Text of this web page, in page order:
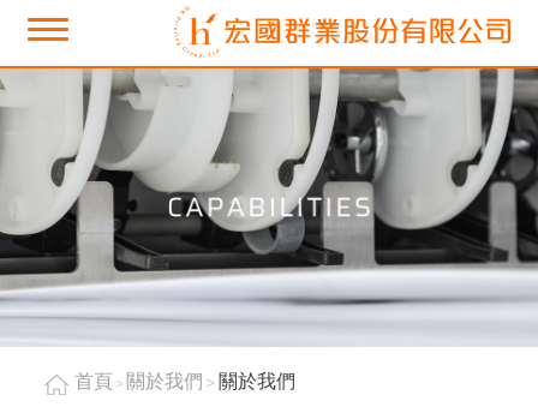
首頁 關於我們 關於我們